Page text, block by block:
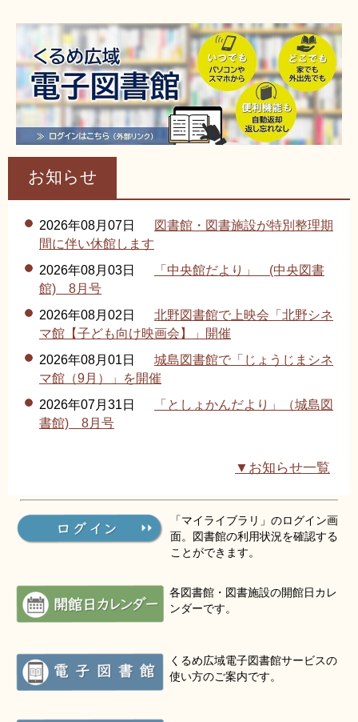
リンク集 利用ガイド
RSS プライバシーポリシー
サイトについて
閉じる
お知らせ
2026年08月07日
図書館・図書施設が特別整理期
間に伴い休館します
2026年08月03日
「中央館だより」 (中央図書
館) 8月号
2026年08月02日
北野図書館で上映会「北野シネ
マ館【子ども向け映画会】」開催
2026年08月01日
城島図書館で「じょうじまシネ
マ館（9月）」を開催
2026年07月31日
「としょかんだより」（城島図
書館) 8月号
▼お知らせ一覧
「マイライブラリ」のログイン画
面。図書館の利用状況を確認する
ことができます。
各図書館・図書施設の開館日カレ
ンダーです。
くるめ広域電子図書館サービスの
使い方のご案内です。